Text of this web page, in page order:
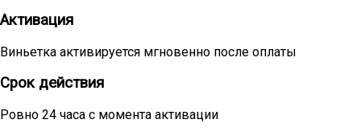
Активация
Виньетка активируется мгновенно после оплаты
Срок действия
Ровно 24 часа с момента активации